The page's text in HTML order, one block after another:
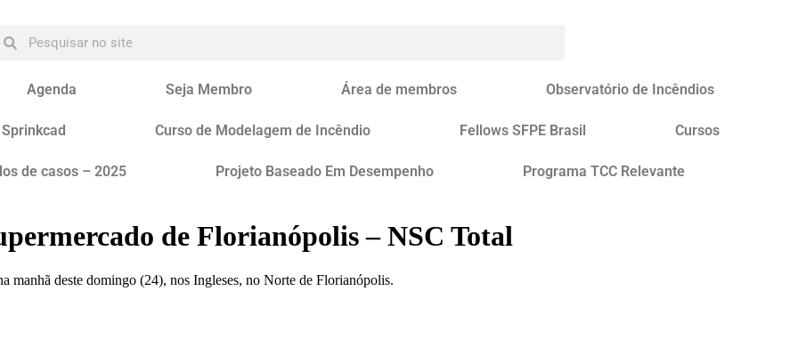
Agenda Seja Membro Área de membros Observatório de Incêndios
Curso de Modelagem de Incêndio Fellows SFPE Brasil Cursos
de casos – 2025 Projeto Baseado Em Desempenho Programa TCC Relevante
de Florianópolis – NSC Total
manhã deste domingo (24), nos Ingleses, no Norte de Florianópolis.